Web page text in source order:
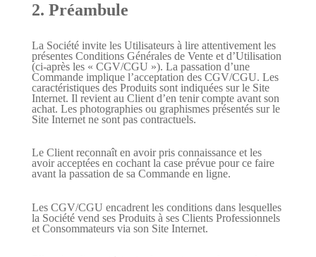
2. Préambule
La Société invite les Utilisateurs à lire attentivement les
présentes Conditions Générales de Vente et d’Utilisation
(ci-après les « CGV/CGU »). La passation d’une
Commande implique l’acceptation des CGV/CGU. Les
caractéristiques des Produits sont indiquées sur le Site
Internet. Il revient au Client d’en tenir compte avant son
achat. Les photographies ou graphismes présentés sur le
Site Internet ne sont pas contractuels.
Le Client reconnaît en avoir pris connaissance et les
avoir acceptées en cochant la case prévue pour ce faire
avant la passation de sa Commande en ligne.
Les CGV/CGU encadrent les conditions dans lesquelles
la Société vend ses Produits à ses Clients Professionnels
et Consommateurs via son Site Internet.